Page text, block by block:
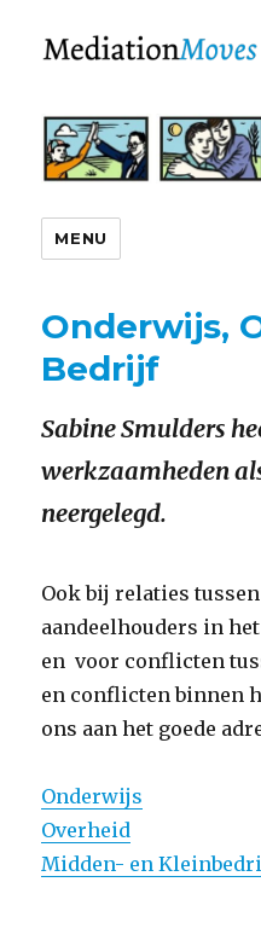
MENU
Onderwijs,
Bedrijf
Sabine Smulders
werkzaamheden
neergelegd.
Ook bij relaties
aandeelhouders in
en voor conflicten
en conflicten binnen
ons aan het goede
Onderwijs
Overheid
Midden- en